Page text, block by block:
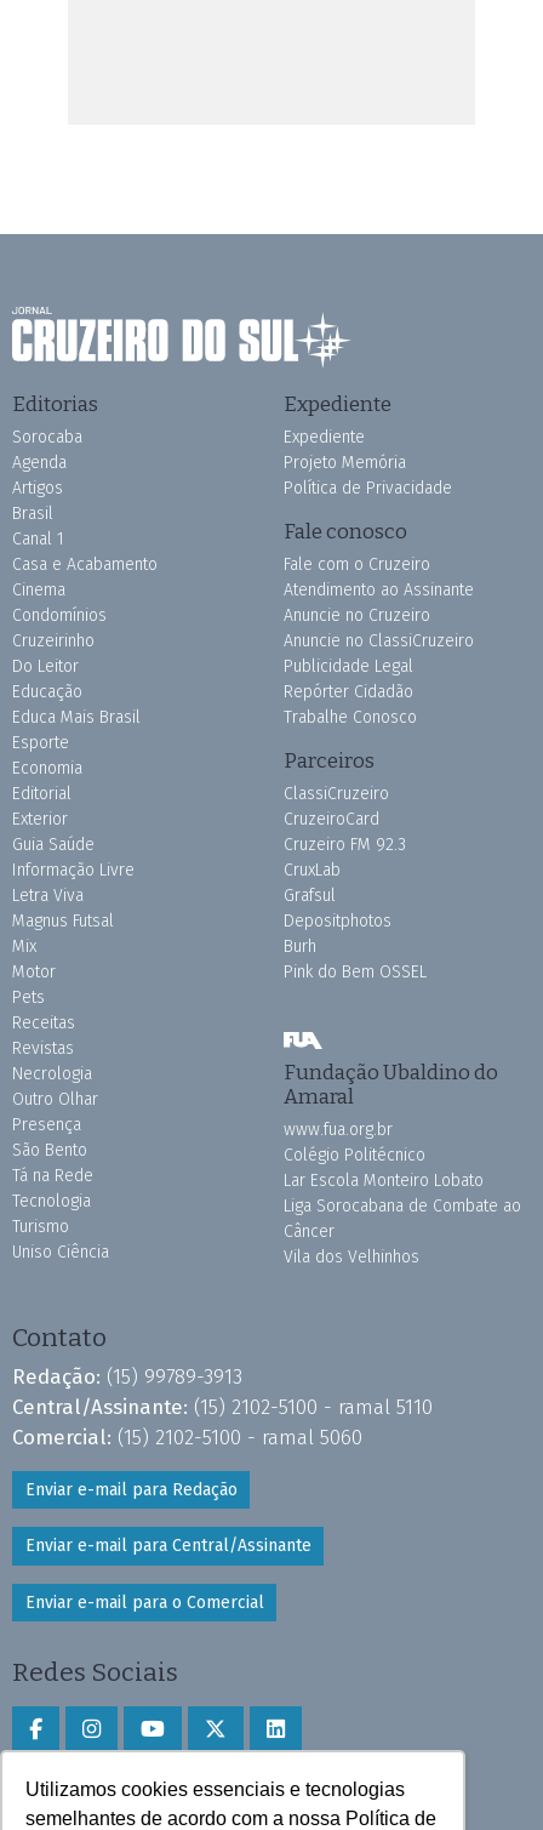
Utilizamos cookies essenciais e tecnologias
semelhantes de acordo com a nossa Política de
Editorias
Sorocaba
Agenda
Artigos
Brasil
Canal 1
Casa e Acabamento
Cinema
Condomínios
Cruzeirinho
Do Leitor
Educação
Educa Mais Brasil
Esporte
Economia
Editorial
Exterior
Guia Saúde
Informação Livre
Letra Viva
Magnus Futsal
Mix
Motor
Pets
Receitas
Revistas
Necrologia
Outro Olhar
Presença
São Bento
Tá na Rede
Tecnologia
Turismo
Uniso Ciência
Expediente
Expediente
Projeto Memória
Política de Privacidade
Fale conosco
Fale com o Cruzeiro
Atendimento ao Assinante
Anuncie no Cruzeiro
Anuncie no ClassiCruzeiro
Publicidade Legal
Repórter Cidadão
Trabalhe Conosco
Parceiros
ClassiCruzeiro
CruzeiroCard
Cruzeiro FM 92.3
CruxLab
Grafsul
Depositphotos
Burh
Pink do Bem OSSEL
Fundação Ubaldino do
Amaral
www.fua.org.br
Colégio Politécnico
Lar Escola Monteiro Lobato
Liga Sorocabana de Combate ao
Câncer
Vila dos Velhinhos
Contato
Redação: (15) 99789-3913
Central/Assinante: (15) 2102-5100 - ramal 5110
Comercial: (15) 2102-5100 - ramal 5060
Enviar e-mail para Redação
Enviar e-mail para Central/Assinante
Enviar e-mail para o Comercial
Redes Sociais
Faça download do aplicativo